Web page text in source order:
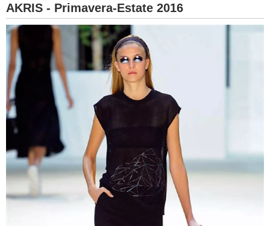
AKRIS - Primavera-Estate 2016